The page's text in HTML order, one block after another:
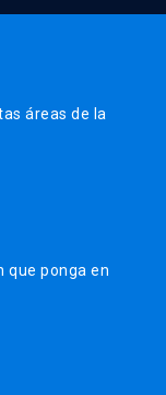
áreas de la
que ponga en